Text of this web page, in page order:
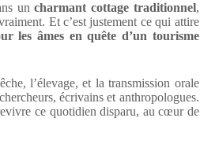
uncharmant cottage traditionnel,
Et c’est justement ce qui attire
les âmes en quête d’un tourisme
l’élevage, et la transmission orale
écrivains et anthropologues.
ce quotidien disparu, au cœur de